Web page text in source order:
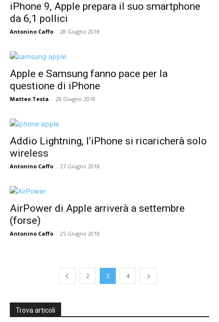
iPhone 9, Apple prepara il suo smartphone
da 6,1 pollici
Antonino Caffo - 28 Giugno 2018
Apple e Samsung fanno pace per la
questione di iPhone
Matteo Testa - 28 Giugno 2018
Addio Lightning, l’iPhone si ricaricherà solo
wireless
Antonino Caffo - 27 Giugno 2018
AirPower di Apple arriverà a settembre
(forse)
Antonino Caffo - 25 Giugno 2018
2 3 4
Trova articoli